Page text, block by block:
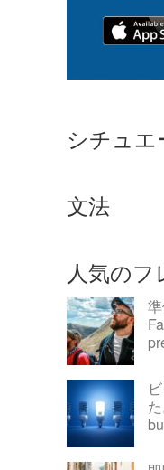
シチュエ
文法
人気のフ